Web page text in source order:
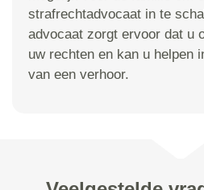
strafrechtadvocaat in te
advocaat zorgt ervoor dat u
uw rechten en kan u helpen
van een verhoor.